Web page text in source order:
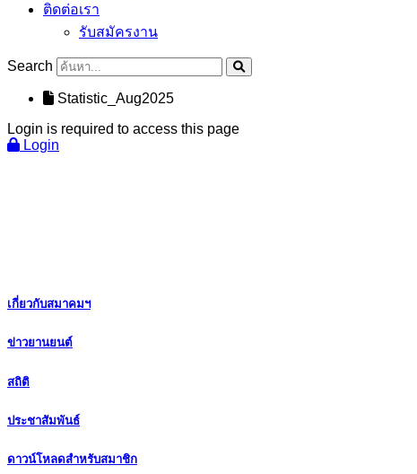
ติดต่อเรา
รับสมัครงาน
Search
Statistic_Aug2025
Login is required to access this page
Login
เกี่ยวกับสมาคมฯ
ข่าวยานยนต์
สถิติ
ประชาสัมพันธ์
ดาวน์โหลดสำหรับสมาชิก